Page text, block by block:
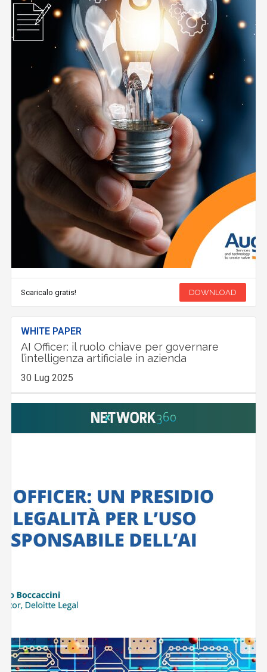
Scaricalo gratis! DOWNLOAD
WHITE PAPER
AI Officer: il ruolo chiave per governare
l’intelligenza artificiale in azienda
30 Lug 2025